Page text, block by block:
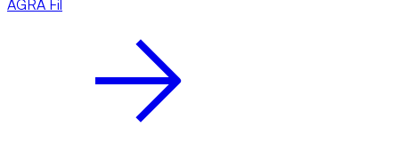
AGRA Fil